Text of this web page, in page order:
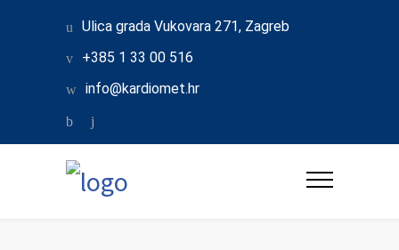
Ulica grada Vukovara 271, Zagreb
+385 1 33 00 516
info@kardiomet.hr